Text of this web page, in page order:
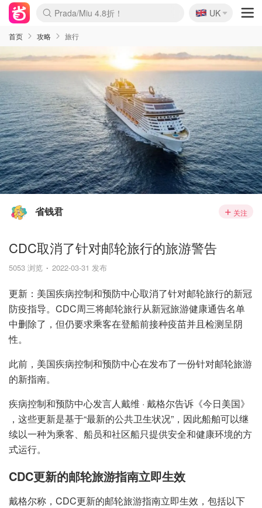
麦卢卡蜂蜜夏促！个位数！
Prada/Miu 4.8折！
啥？必胜客披萨5折！
🇬🇧
UK
首页 攻略 旅行
省钱君 关注
CDC取消了针对邮轮旅行的旅游警告
5053 浏览 2022-03-31 发布
更新：美国疾病控制和预防中心取消了针对邮轮旅行的新冠
防疫指导。CDC周三将邮轮旅行从新冠旅游健康通告名单
中删除了，但仍要求乘客在登船前接种疫苗并且检测呈阴
性。
此前，美国疾病控制和预防中心在发布了一份针对邮轮旅游
的新指南。
疾病控制和预防中心发言人戴维 · 戴格尔告诉《今日美国》
，这些更新是基于“最新的公共卫生状况”，因此船舶可以继
续以一种为乘客、船员和社区船只提供安全和健康环境的方
式运行。
CDC更新的邮轮旅游指南立即生效
戴格尔称，CDC更新的邮轮旅游指南立即生效，包括以下